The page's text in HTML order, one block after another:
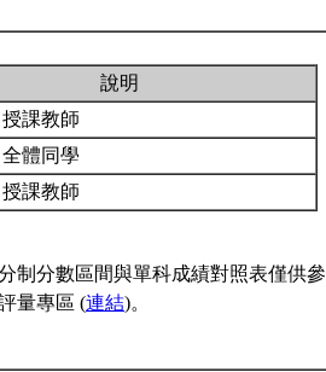
說明
課教師
體同學
課教師
制分數區間與單科成績對照表僅供參
量專區 (連結)。